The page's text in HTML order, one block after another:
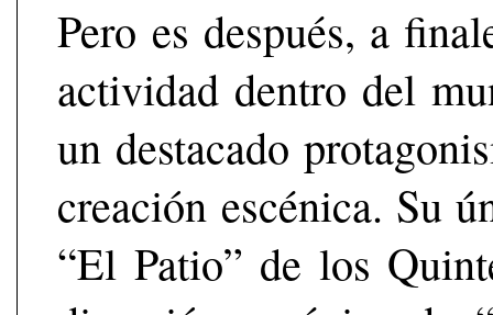
Pero es después, a
actividad dentro del
un destacado
creación escénica. Su
“El Patio” de los